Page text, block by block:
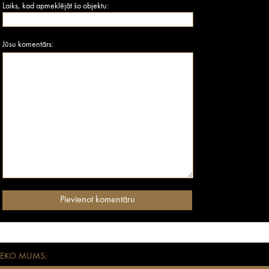
Laiks, kad apmeklējāt šo objektu:
Jūsu komentārs:
MUMS: